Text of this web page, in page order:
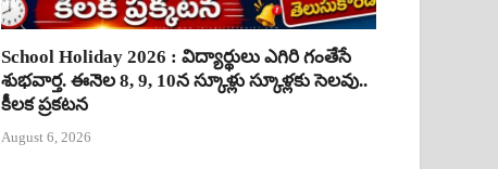
School Holiday 2026 : విద్యార్థులు ఎగిరి గంతేసే
శుభవార్త. ఈనెల 8, 9, 10న స్కూళ్లు స్కూళ్లకు సెలవు..
కీలక ప్రకటన
August 6, 2026